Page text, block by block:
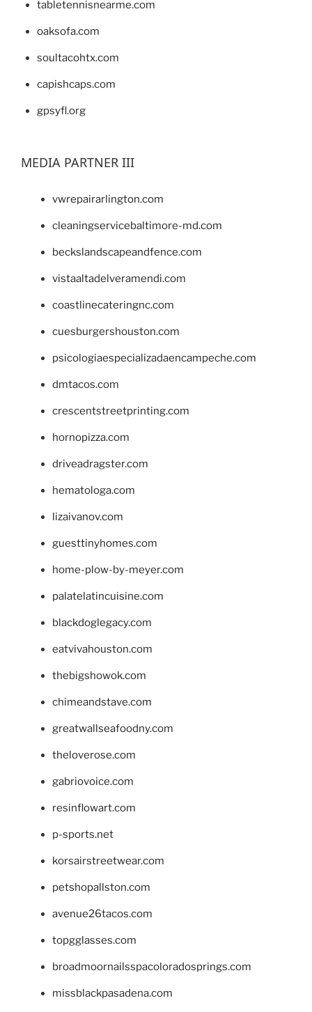
tabletennisnearme.com
oaksofa.com
soultacohtx.com
capishcaps.com
gpsyfl.org
MEDIA PARTNER III
vwrepairarlington.com
cleaningservicebaltimore-md.com
beckslandscapeandfence.com
vistaaltadelveramendi.com
coastlinecateringnc.com
cuesburgershouston.com
psicologiaespecializadaencampeche.com
dmtacos.com
crescentstreetprinting.com
hornopizza.com
driveadragster.com
hematologa.com
lizaivanov.com
guesttinyhomes.com
home-plow-by-meyer.com
palatelatincuisine.com
blackdoglegacy.com
eatvivahouston.com
thebigshowok.com
chimeandstave.com
greatwallseafoodny.com
theloverose.com
gabriovoice.com
resinflowart.com
p-sports.net
korsairstreetwear.com
petshopallston.com
avenue26tacos.com
topgglasses.com
broadmoornailsspacoloradosprings.com
missblackpasadena.com